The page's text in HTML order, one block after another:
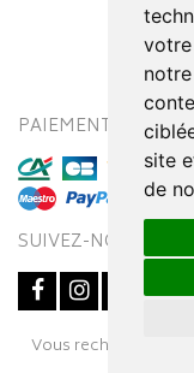
site
de
PAIEMENT
SUIVEZ-NOUS SUR
Vous recherchez un